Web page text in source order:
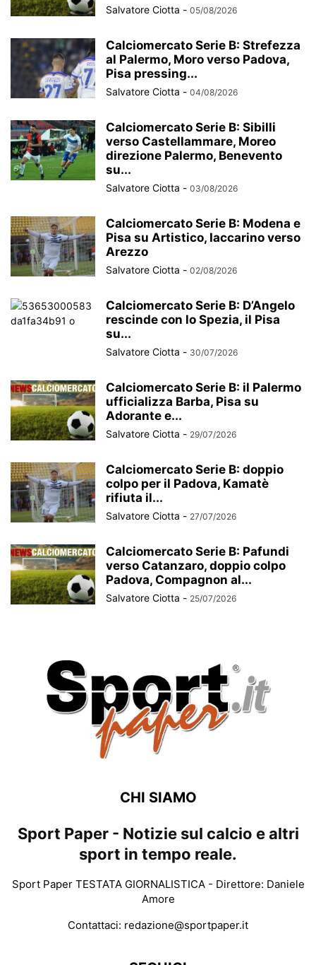
Salvatore Ciotta - 05/08/2026
Calciomercato Serie B: Strefezza
al Palermo, Moro verso Padova,
Pisa pressing...
Salvatore Ciotta - 04/08/2026
Calciomercato Serie B: Sibilli
verso Castellammare, Moreo
direzione Palermo, Benevento
su...
Salvatore Ciotta - 03/08/2026
Calciomercato Serie B: Modena e
Pisa su Artistico, Iaccarino verso
Arezzo
Salvatore Ciotta - 02/08/2026
Calciomercato Serie B: D’Angelo
rescinde con lo Spezia, il Pisa
su...
Salvatore Ciotta - 30/07/2026
Calciomercato Serie B: il Palermo
ufficializza Barba, Pisa su
Adorante e...
Salvatore Ciotta - 29/07/2026
Calciomercato Serie B: doppio
colpo per il Padova, Kamatè
rifiuta il...
Salvatore Ciotta - 27/07/2026
Calciomercato Serie B: Pafundi
verso Catanzaro, doppio colpo
Padova, Compagnon al...
Salvatore Ciotta - 25/07/2026
CHI SIAMO
Sport Paper - Notizie sul calcio e altri
sport in tempo reale.
Sport Paper TESTATA GIORNALISTICA - Direttore: Daniele
Amore
Contattaci: redazione@sportpaper.it